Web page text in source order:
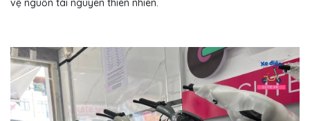
vệ nguồn tài nguyên thiên nhiên.